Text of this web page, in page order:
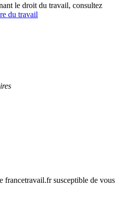
le droit du travail, consultez
du travail
francetravail.fr susceptible de vous